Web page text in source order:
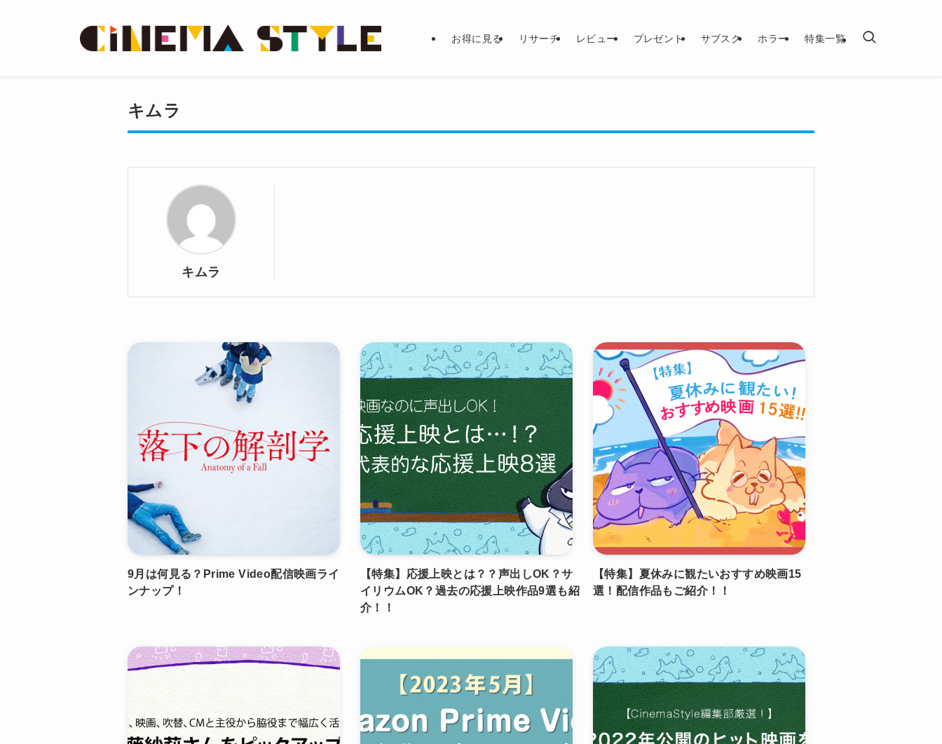
お得に見る リサーチ レビュー プレゼント サブスク ホラー 特集一覧
キムラ
キムラ
9月は何見る？Prime Video配信映画ライ
ンナップ！
【特集】応援上映とは？？声出しOK？サ
イリウムOK？過去の応援上映作品9選も紹
介！！
【特集】夏休みに観たいおすすめ映画15
選！配信作品もご紹介！！